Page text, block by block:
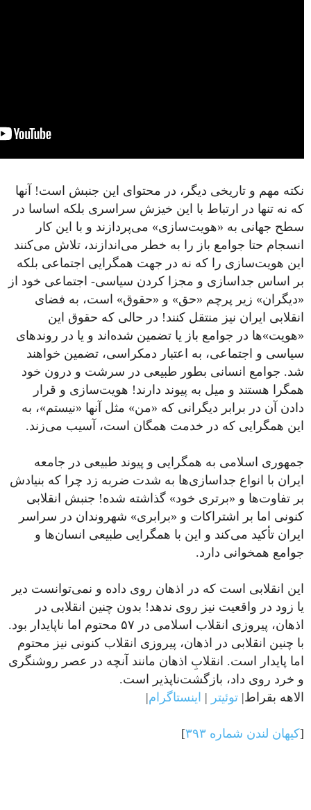
نکته مهم و تاریخی دیگر، در محتوای این جنبش است! آنها
که نه تنها در ارتباط با این خیزش سراسری بلکه اساسا در
سطح جهانی به «هویت‌سازی» می‌پردازند و با این کار
انسجام حتا جوامع باز را به خطر می‌اندازند، تلاش می‌کنند
این هویت‌سازی را که نه در جهت همگرایی اجتماعی بلکه
بر اساس جداسازی و مجزا کردن سیاسی- اجتماعی خود از
«دیگران» زیر پرچم «حق» و «حقوق» است، به فضای
انقلابی ایران نیز منتقل کنند! در حالی که حقوق این
«هویت»ها در جوامع باز یا تضمین شده‌اند و یا در روندهای
سیاسی و اجتماعی، به اعتبار دمکراسی، تضمین خواهند
شد. جوامع انسانی بطور طبیعی در سرشت و درون خود
همگرا هستند و میل به پیوند دارند! هویت‌سازی و قرار
دادن آن در برابر دیگرانی که «من» مثل آنها «نیستم»، به
این همگرایی که در خدمت همگان است، آسیب می‌زند.
جمهوری اسلامی به همگرایی و پیوند طبیعی در جامعه
ایران با انواع جداسازی‌ها به شدت ضربه زد چرا که بنیادش
بر تفاوت‌ها و «برتری خود» گذاشته شده! جنبش انقلابی
کنونی اما بر اشتراکات و «برابری» شهروندان در سراسر
ایران تأکید می‌کند و این با همگرایی طبیعی انسان‌ها و
جوامع همخوانی دارد.
این انقلابی است که در اذهان روی داده و نمی‌توانست دیر
یا زود در واقعیت نیز روی ندهد! بدون چنین انقلابی در
اذهان، پیروزی انقلاب اسلامی در ۵۷ محتوم اما ناپایدار بود.
با چنین انقلابی در اذهان، پیروزی انقلاب کنونی نیز محتوم
اما پایدار است. انقلابِ اذهان مانند آنچه در عصر روشنگری
و خرد روی داد، بازگشت‌ناپذیر است.
الاهه بقراط| توئیتر | اینستاگرام|
[کیهان لندن شماره ۳۹۳ ]